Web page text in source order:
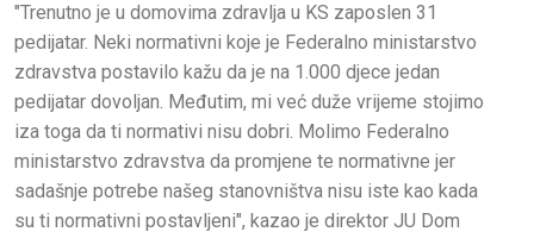
"Trenutno je u domovima zdravlja u KS zaposlen 31
pedijatar. Neki normativni koje je Federalno ministarstvo
zdravstva postavilo kažu da je na 1.000 djece jedan
pedijatar dovoljan. Međutim, mi već duže vrijeme stojimo
iza toga da ti normativi nisu dobri. Molimo Federalno
ministarstvo zdravstva da promjene te normativne jer
sadašnje potrebe našeg stanovništva nisu iste kao kada
su ti normativni postavljeni", kazao je direktor JU Dom